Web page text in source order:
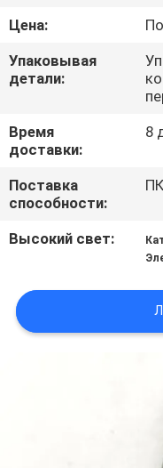
СВЯЖИТЕСЬ
С
НАМИ
ЗАПРОСИТЕ
COMPANY
КАРТА
САЙТА
Цена:
Упаковывая
детали:
Время
доставки:
8
Поставка
способности:
Высокий свет: